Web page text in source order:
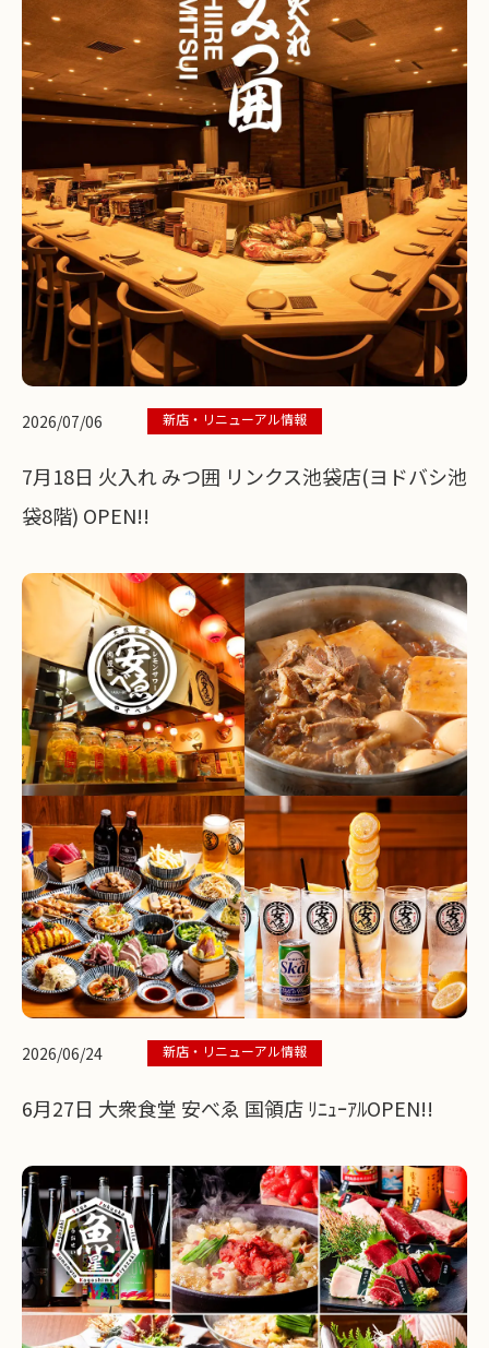
2026/07/06 新店・リニューアル情報
7月18日 火入れ みつ囲 リンクス池袋店(ヨドバシ池
袋8階) OPEN!!
2026/06/24 新店・リニューアル情報
6月27日 大衆食堂 安べゑ 国領店 ﾘﾆｭｰｱﾙOPEN!!